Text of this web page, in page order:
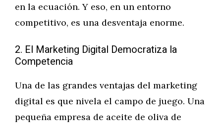
en la ecuación. Y eso, en un entorno
competitivo, es una desventaja enorme.
2. El Marketing Digital Democratiza la
Competencia
Una de las grandes ventajas del marketing
digital es que nivela el campo de juego. Una
pequeña empresa de aceite de oliva de